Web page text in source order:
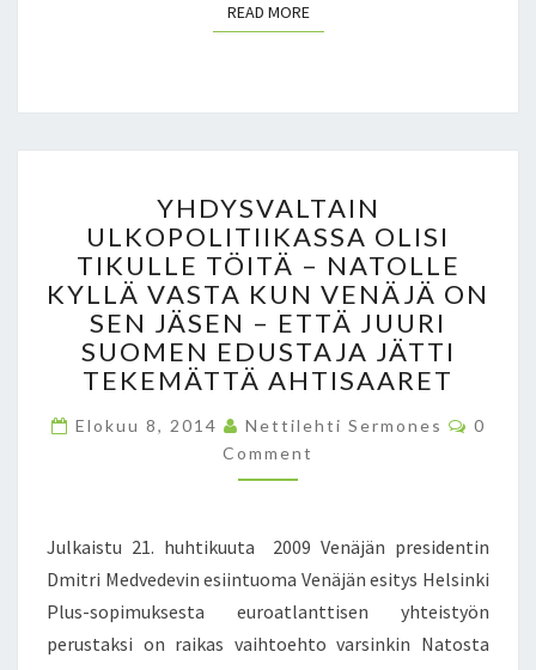
READ MOREREAD MORE
H
D
Y
S
A
L
T
A
I
N
K
O
P
L
YHDYSVALTAIN
ULKOPOLITIIKASSA OLISI
TIKULLE TÖITÄ – NATOLLE
KYLLÄ VASTA KUN VENÄJÄ ON
SEN JÄSEN – ETTÄ JUURI
SUOMEN EDUSTAJA JÄTTI
TEKEMÄTTÄ AHTISAARET
Elokuu 8, 2014 Nettilehti Sermones
C
O
S
0
Comment
Julkaistu 21. huhtikuuta 2009 Venäjän presidentin
Dmitri Medvedevin esiintuoma Venäjän esitys Helsinki
Plus-sopimuksesta euroatlanttisen yhteistyön
perustaksi on raikas vaihtoehto varsinkin Natosta